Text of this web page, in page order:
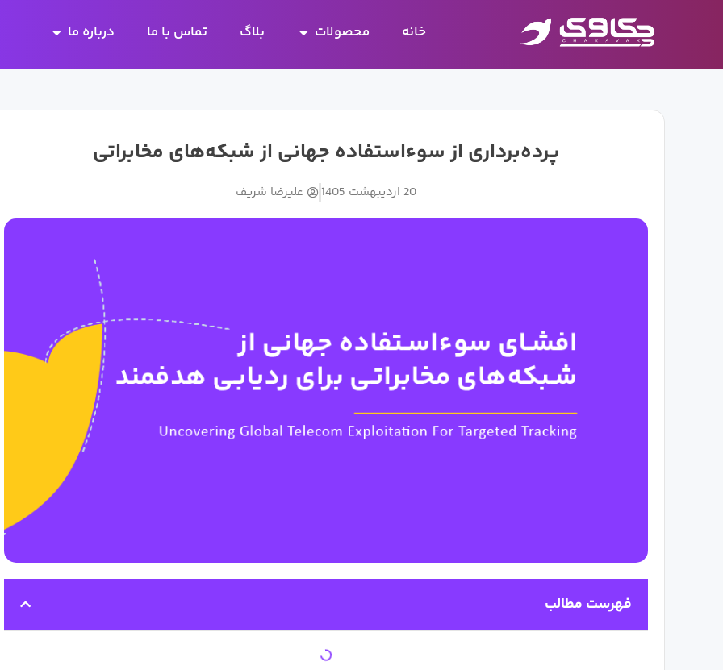
خانه محصولات Open محصولات بلاگ تماس با ما درباره ما Open درباره ما
پرده‌برداری از سوءاستفاده جهانی از شبکه‌های مخابراتی
20 اردیبهشت 1405 علیرضا شریف
فهرست مطالب